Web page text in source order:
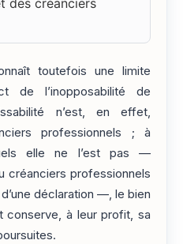
des créanciers
toutefois une limite
de l’inopposabilité de
n’est, en effet,
professionnels ; à
elle ne l’est pas —
créanciers professionnels
déclaration —, le bien
conserve, à leur profit, sa